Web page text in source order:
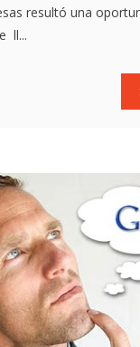
resultó una
ll...